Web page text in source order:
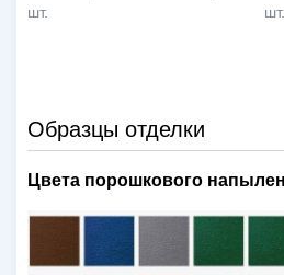
шт.
шт.
Образцы отделки
Цвета порошкового